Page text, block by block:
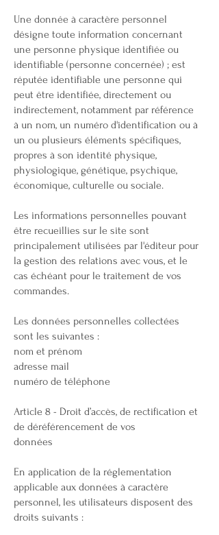
Une donnée à caractère personnel
désigne toute information concernant
une personne physique identifiée ou
identifiable (personne concernée) ; est
réputée identifiable une personne qui
peut être identifiée, directement ou
indirectement, notamment par référence
à un nom, un numéro d'identification ou à
un ou plusieurs éléments spécifiques,
propres à son identité physique,
physiologique, génétique, psychique,
économique, culturelle ou sociale.
Les informations personnelles pouvant
être recueillies sur le site sont
principalement utilisées par l'éditeur pour
la gestion des relations avec vous, et le
cas échéant pour le traitement de vos
commandes.
Les données personnelles collectées
sont les suivantes :
nom et prénom
adresse mail
numéro de téléphone
Article 8 - Droit d’accès, de rectification et
de déréférencement de vos
données
En application de la réglementation
applicable aux données à caractère
personnel, les utilisateurs disposent des
droits suivants :